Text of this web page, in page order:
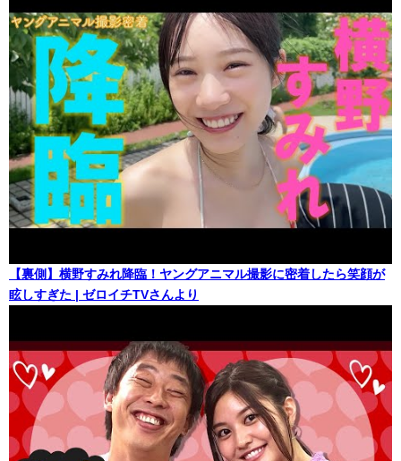
【裏側】横野すみれ降臨！ヤングアニマル撮影に密着したら笑顔が
眩しすぎた | ゼロイチTVさんより